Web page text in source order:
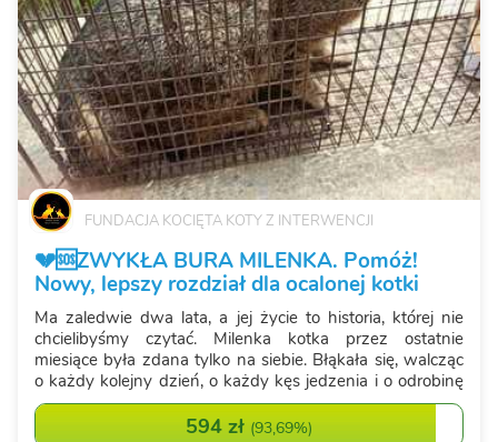
FUNDACJA KOCIĘTA KOTY Z INTERWENCJI
💔🆘ZWYKŁA BURA MILENKA. Pomóż!
Nowy, lepszy rozdział dla ocalonej kotki
Ma zaledwie dwa lata, a jej życie to historia, której nie
chcielibyśmy czytać. Milenka kotka przez ostatnie
miesiące była zdana tylko na siebie. Błąkała się, walcząc
o każdy kolejny dzień, o każdy kęs jedzenia i o odrobinę
ciepła. Nie miała swojego domu, swojego człowieka,
594 zł (93,69%)